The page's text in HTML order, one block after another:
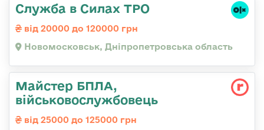
Служба в Силах ТРО
від 20000 до 120000 грн
Новомосковськ, Дніпропетровська область
Майстер БПЛА,
військовослужбовець
від 25000 до 125000 грн